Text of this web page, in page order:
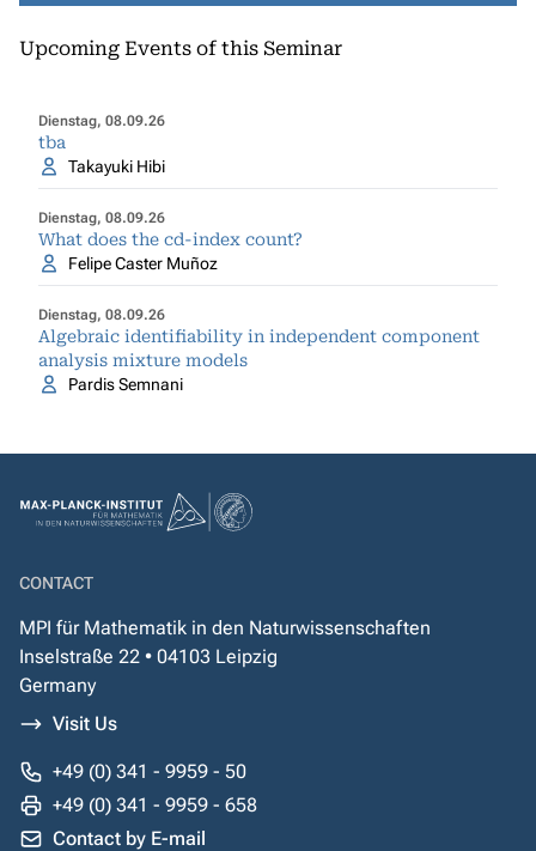
Upcoming Events of this Seminar
Dienstag, 08.09.26
tba
Takayuki Hibi
Dienstag, 08.09.26
What does the cd-index count?
Felipe Caster Muñoz
Dienstag, 08.09.26
Algebraic identifiability in independent component
analysis mixture models
Pardis Semnani
CONTACT
MPI für Mathematik in den Naturwissenschaften
Inselstraße 22 • 04103 Leipzig
Germany
Visit Us
+49 (0) 341 - 9959 - 50
+49 (0) 341 - 9959 - 658
Contact by E-mail